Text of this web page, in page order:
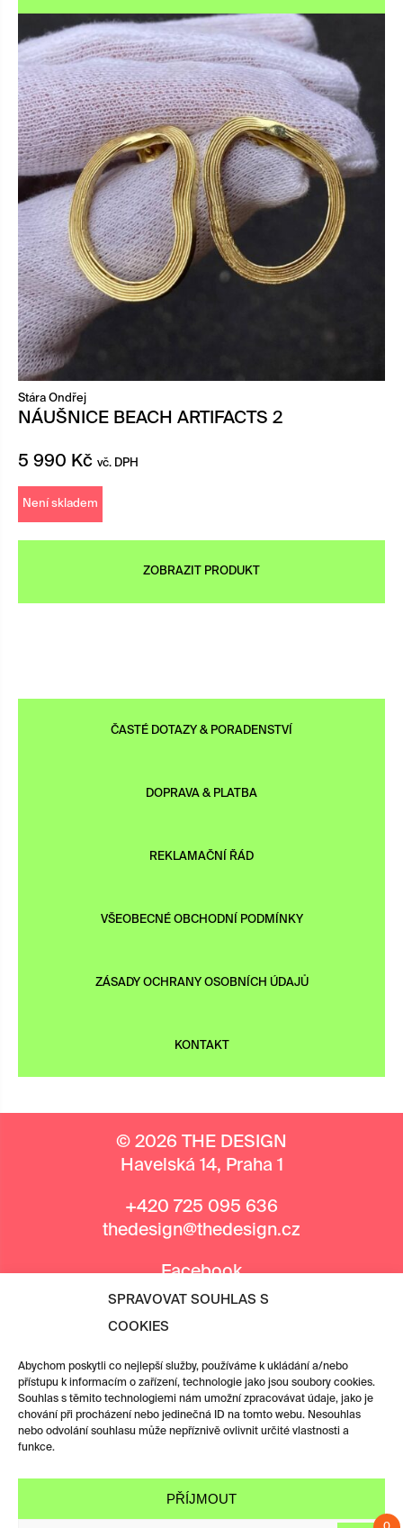
SPRAVOVAT SOUHLAS S
COOKIES
Abychom poskytli co nejlepší služby, používáme k ukládání a/nebo
přístupu k informacím o zařízení, technologie jako jsou soubory cookies.
Souhlas s těmito technologiemi nám umožní zpracovávat údaje, jako je
chování při procházení nebo jedinečná ID na tomto webu. Nesouhlas
nebo odvolání souhlasu může nepříznivě ovlivnit určité vlastnosti a
funkce.
PŘÍJMOUT
×
Stára Ondřej
NÁUŠNICE BEACH ARTIFACTS 2
5 990 Kč vč. DPH
Není skladem
ZOBRAZIT PRODUKT
ČASTÉ DOTAZY & PORADENSTVÍ
DOPRAVA & PLATBA
REKLAMAČNÍ ŘÁD
VŠEOBECNÉ OBCHODNÍ PODMÍNKY
ZÁSADY OCHRANY OSOBNÍCH ÚDAJŮ
KONTAKT
© 2026 THE DESIGN
Havelská 14, Praha 1
+420 725 095 636
thedesign@thedesign.cz
Facebook
Instagram